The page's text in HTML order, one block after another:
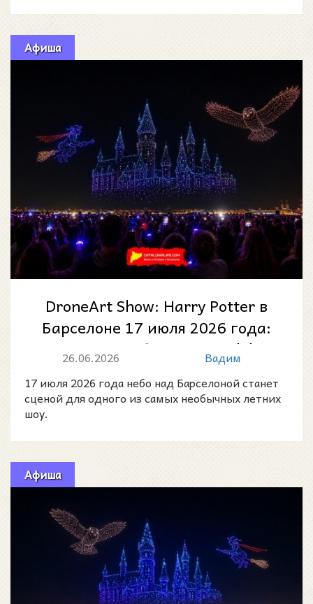
Афиша
DroneArt Show: Harry Potter в
Барселоне 17 июля 2026 года:
магия в небе над Parc del
26.06.2026
Вадим
17 июля 2026 года небо над Барселоной станет
сценой для одного из самых необычных летних
шоу.
Афиша